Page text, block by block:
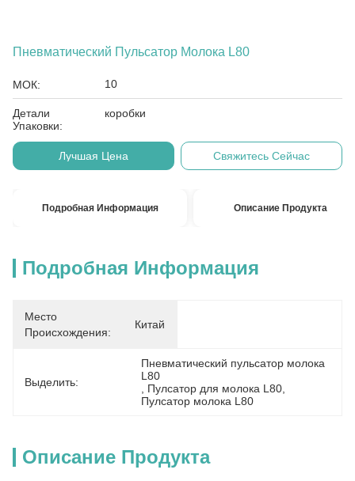
Пневматический Пульсатор Молока L80
МОК: 10
Детали
Упаковки:
коробки
Лучшая Цена Свяжитесь Сейчас
Подробная Информация Описание Продукта
Подробная Информация
Место
Происхождения:
Китай
Выделить:
Пневматический пульсатор молока
L80
Пулсатор для молока L80
Пулсатор молока L80
Описание Продукта